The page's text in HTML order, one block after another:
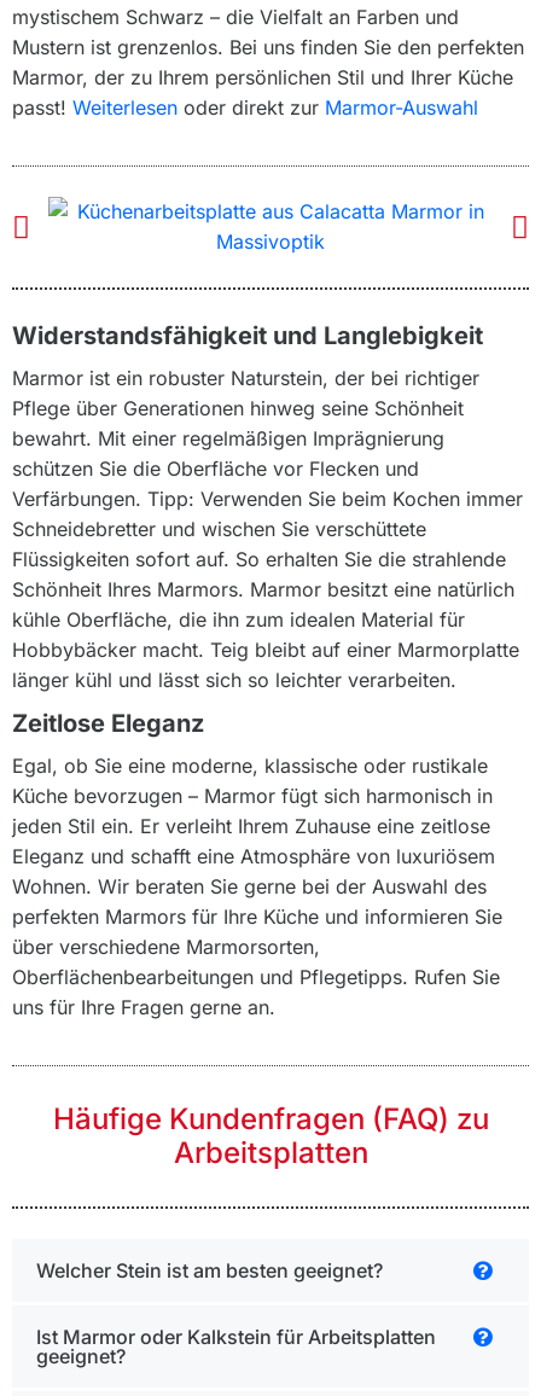
mystischem Schwarz – die Vielfalt an Farben und
Mustern ist grenzenlos. Bei uns finden Sie den perfekten
Marmor, der zu Ihrem persönlichen Stil und Ihrer Küche
passt! Weiterlesen oder direkt zur Marmor-Auswahl
Widerstandsfähigkeit und Langlebigkeit
Marmor ist ein robuster Naturstein, der bei richtiger
Pflege über Generationen hinweg seine Schönheit
bewahrt. Mit einer regelmäßigen Imprägnierung
schützen Sie die Oberfläche vor Flecken und
Verfärbungen. Tipp: Verwenden Sie beim Kochen immer
Schneidebretter und wischen Sie verschüttete
Flüssigkeiten sofort auf. So erhalten Sie die strahlende
Schönheit Ihres Marmors. Marmor besitzt eine natürlich
kühle Oberfläche, die ihn zum idealen Material für
Hobbybäcker macht. Teig bleibt auf einer Marmorplatte
länger kühl und lässt sich so leichter verarbeiten.
Zeitlose Eleganz
Egal, ob Sie eine moderne, klassische oder rustikale
Küche bevorzugen – Marmor fügt sich harmonisch in
jeden Stil ein. Er verleiht Ihrem Zuhause eine zeitlose
Eleganz und schafft eine Atmosphäre von luxuriösem
Wohnen. Wir beraten Sie gerne bei der Auswahl des
perfekten Marmors für Ihre Küche und informieren Sie
über verschiedene Marmorsorten,
Oberflächenbearbeitungen und Pflegetipps. Rufen Sie
uns für Ihre Fragen gerne an.
Häufige Kundenfragen (FAQ) zu
Arbeitsplatten
Welcher Stein ist am besten geeignet?
Ist Marmor oder Kalkstein für Arbeitsplatten
geeignet?